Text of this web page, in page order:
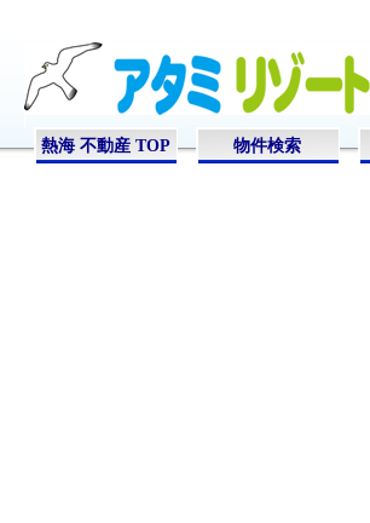
熱海 不動産 TOP 物件検索